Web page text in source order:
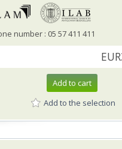
number : 05 57 411 411
Add to cart
Add to the selection